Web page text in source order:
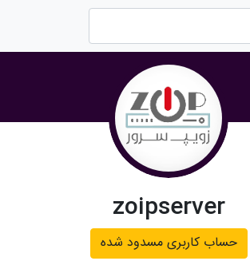
zoipserver
حساب کاربری مسدود شده